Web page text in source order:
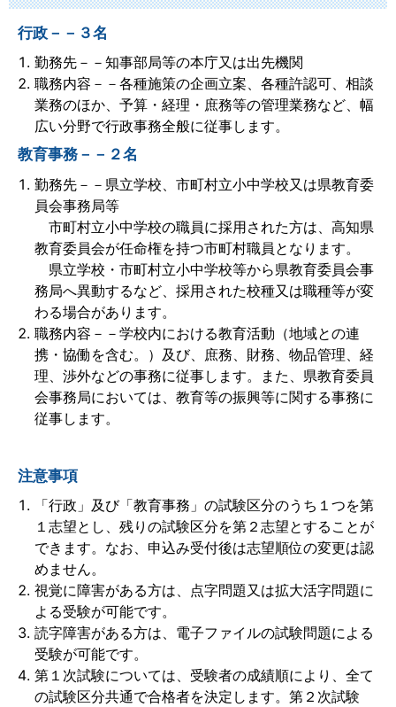
行政－－３名
勤務先－－知事部局等の本庁又は出先機関
職務内容－－各種施策の企画立案、各種許認可、相談
業務のほか、予算・経理・庶務等の管理業務など、幅
広い分野で行政事務全般に従事します。
教育事務－－２名
勤務先－－県立学校、市町村立小中学校又は県教育委
員会事務局等
市町村立小中学校の職員に採用された方は、高知県
教育委員会が任命権を持つ市町村職員となります。
県立学校・市町村立小中学校等から県教育委員会事
務局へ異動するなど、採用された校種又は職種等が変
わる場合があります。
職務内容－－学校内における教育活動（地域との連
携・協働を含む。）及び、庶務、財務、物品管理、経
理、渉外などの事務に従事します。また、県教育委員
会事務局においては、教育等の振興等に関する事務に
従事します。
注意事項
「行政」及び「教育事務」の試験区分のうち１つを第
１志望とし、残りの試験区分を第２志望とすることが
できます。なお、申込み受付後は志望順位の変更は認
めません。
視覚に障害がある方は、点字問題又は拡大活字問題に
よる受験が可能です。
読字障害がある方は、電子ファイルの試験問題による
受験が可能です。
第１次試験については、受験者の成績順により、全て
の試験区分共通で合格者を決定します。第２次試験